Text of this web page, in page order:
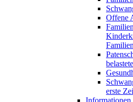
Offene
erste